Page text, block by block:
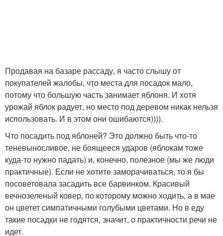
Продавая на базаре рассаду, я часто слышу от
покупателей жалобы, что места для посадок мало,
потому что большую часть занимает яблоня. И хотя
урожай яблок радует, но место под деревом никак нельзя
использовать. И в этом они ошибаются)))).
Что посадить под яблоней? Это должно быть что-то
теневыносливое, не боящееся ударов (яблокам тоже
куда-то нужно падать) и, конечно, полезное (мы же люди
практичные). Если не хотите заморачиваться, то я бы
посоветовала засадить все барвинком. Красивый
вечнозеленый ковер, по которому можно ходить, а в мае
он цветет симпатичными голубыми цветами. Но в еду
такие посадки не годятся, значит, о практичности речи не
идет.